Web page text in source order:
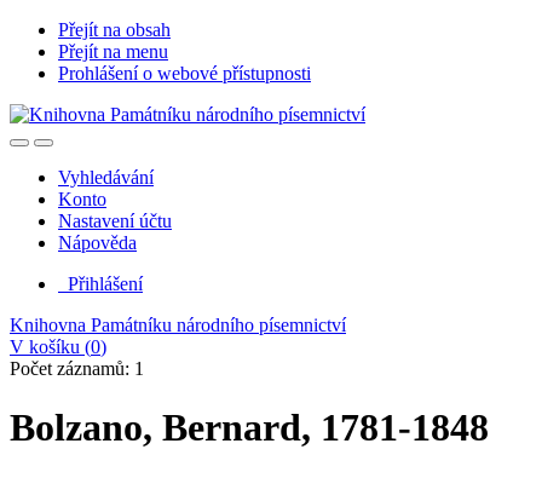
Přejít na obsah
Přejít na menu
Prohlášení o webové přístupnosti
Vyhledávání
Konto
Nastavení účtu
Nápověda
Přihlášení
Knihovna Památníku národního písemnictví
V košíku (0)
Počet záznamů: 1
Bolzano, Bernard, 1781-1848